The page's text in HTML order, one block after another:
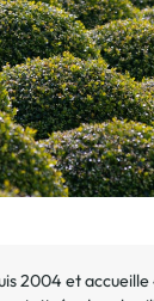
2004 et